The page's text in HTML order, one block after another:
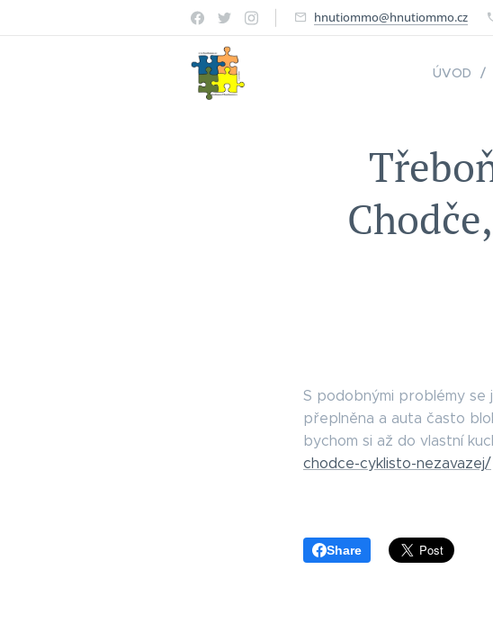
hnutiommo@hnutiommo.cz
ÚVOD
S podobnými problémy se
přeplněna a auta často
bychom si až do vlastní
chodce-cyklisto-nezavazej/
Share